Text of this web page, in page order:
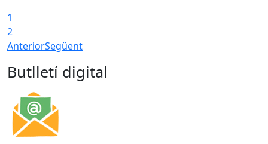
1
2
AnteriorSegüent
Butlletí digital